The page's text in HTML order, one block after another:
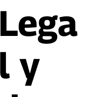
​Aviso
Lega